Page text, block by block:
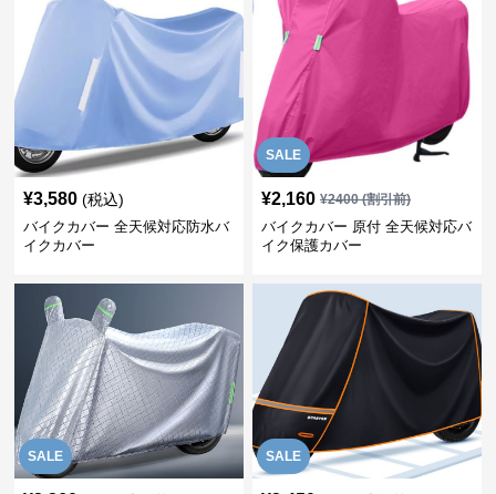
¥3,580 (税込)
バイクカバー 全天候対応防水バ
イクカバー
SALE
¥2,160 ¥2400(割引前)
バイクカバー 原付 全天候対応バ
イク保護カバー
SALE SALE